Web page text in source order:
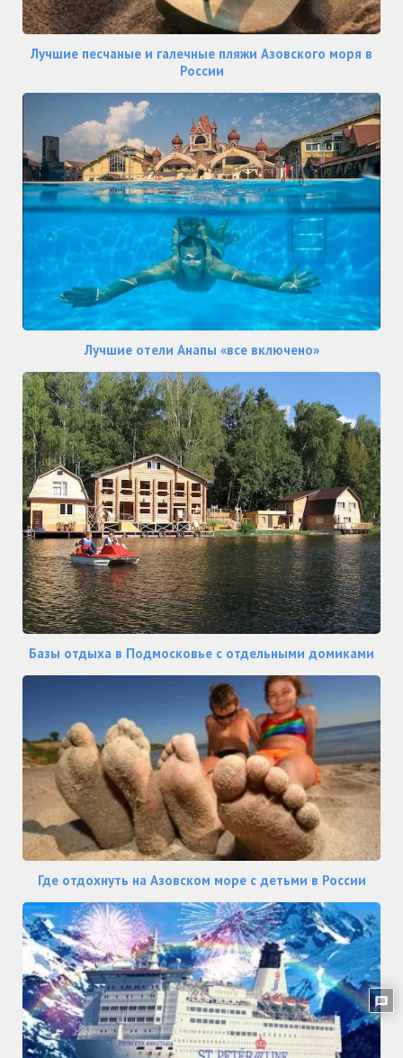
Лучшие песчаные и галечные пляжи Азовского моря в
России
Лучшие отели Анапы «все включено»
Базы отдыха в Подмосковье с отдельными домиками
Где отдохнуть на Азовском море с детьми в России